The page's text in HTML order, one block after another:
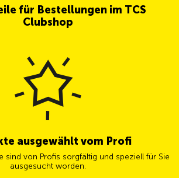
für Bestellungen im TCS
Clubshop
ausgewählt vom Profi
sind von Profis sorgfältig und speziell für Sie
ausgesucht worden.